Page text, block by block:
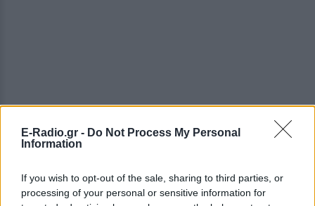
E-Radio.gr - Do Not Process My Personal
Information
If you wish to opt-out of the sale, sharing to third parties, or
processing of your personal or sensitive information for
ΔΕΙΤΕ ΕΠΙΣΗΣ